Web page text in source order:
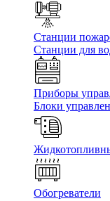
Станции
Станции для
Приборы
Блоки
Обогреватели